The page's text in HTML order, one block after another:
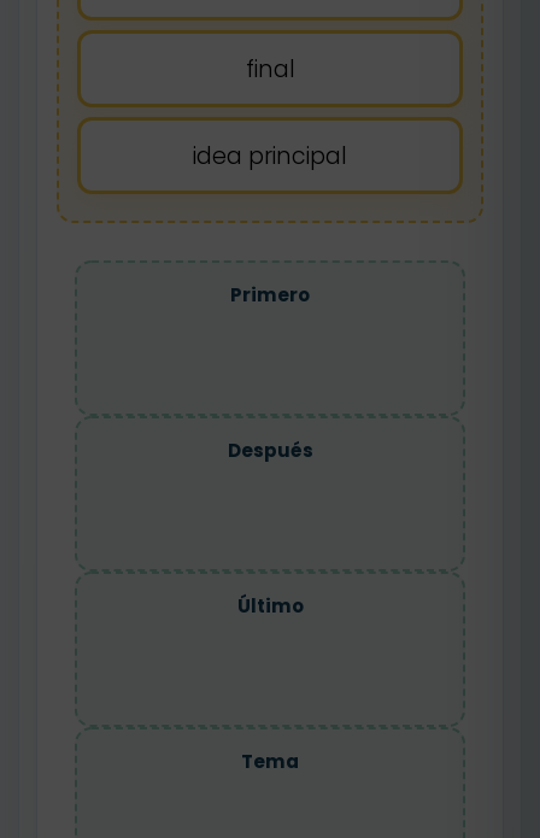
final
idea principal
Primero
Después
Último
Tema